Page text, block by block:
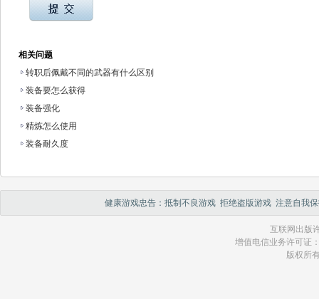
相关问题
转职后佩戴不同的武器有什么区别
装备要怎么获得
装备强化
精炼怎么使用
装备耐久度
健康游戏忠告：抵制不良游戏 拒绝盗版游戏 注意自我
互联网出版
增值电信业务许可证
版权所